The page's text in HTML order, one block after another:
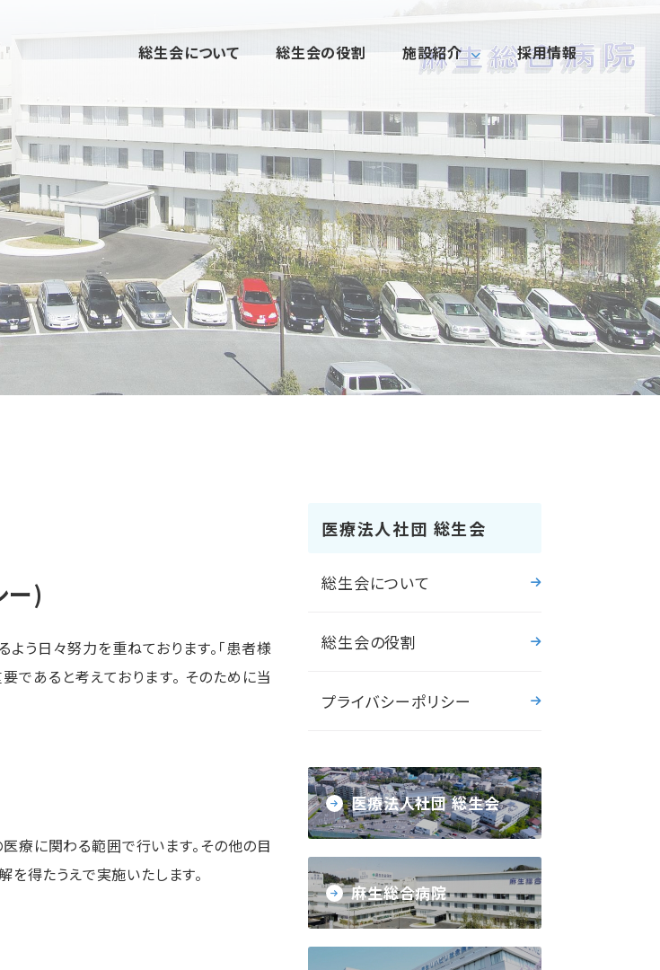
総生会について 総生会の役割 施設紹介 採用情報
ー)
う日々努力を重ねております。「患者様
であると考えております。 そのために当
療に関わる範囲で行います。その他の目
得たうえで実施いたします。
医療法人社団 総生会
総生会について
総生会の役割
プライバシーポリシー
医療法人社団 総生会
麻生総合病院